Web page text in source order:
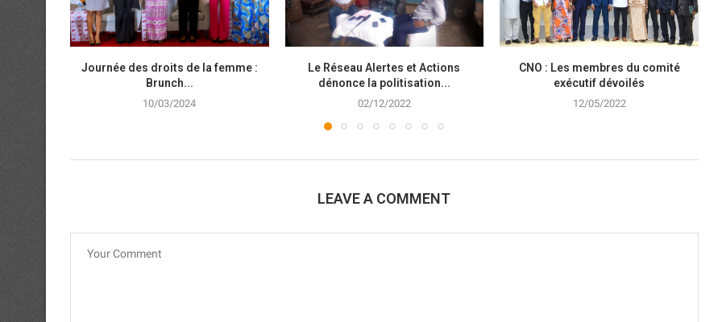
Journée des droits de la femme :
Brunch...
10/03/2024
Le Réseau Alertes et Actions
dénonce la politisation...
02/12/2022
CNO : Les membres du comité
exécutif dévoilés
12/05/2022
LEAVE A COMMENT